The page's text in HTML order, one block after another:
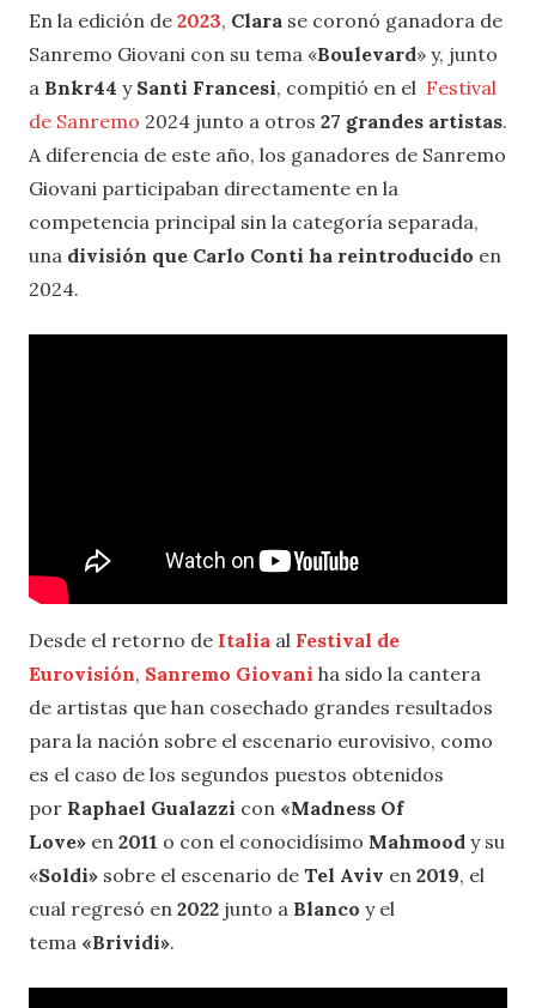
En la edición de 2023, Clara se coronó ganadora de
Sanremo Giovani con su tema «Boulevard» y, junto
a Bnkr44 y Santi Francesi, compitió en el Festival
de Sanremo 2024 junto a otros 27 grandes artistas.
A diferencia de este año, los ganadores de Sanremo
Giovani participaban directamente en la
competencia principal sin la categoría separada,
una división que Carlo Conti ha reintroducido en
2024.
Desde el retorno de Italia al Festival de
Eurovisión, Sanremo Giovani ha sido la cantera
de artistas que han cosechado grandes resultados
para la nación sobre el escenario eurovisivo, como
es el caso de los segundos puestos obtenidos
por Raphael Gualazzi con «Madness Of
Love» en 2011 o con el conocidísimo Mahmood y su
«Soldi» sobre el escenario de Tel Aviv en 2019, el
cual regresó en 2022 junto a Blanco y el
tema «Brividi».